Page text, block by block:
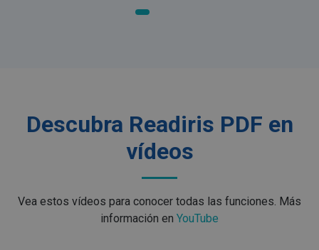
Descubra Readiris PDF en
vídeos
Vea estos vídeos para conocer todas las funciones. Más
información en YouTube
Microsoft
Corporation